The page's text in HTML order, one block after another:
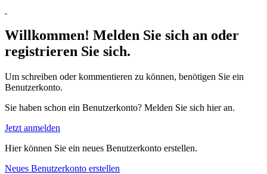
Willkommen! Melden Sie sich an oder
registrieren Sie sich.
Um schreiben oder kommentieren zu können, benötigen Sie ein
Benutzerkonto.
Sie haben schon ein Benutzerkonto? Melden Sie sich hier an.
Jetzt anmelden
Hier können Sie ein neues Benutzerkonto erstellen.
Neues Benutzerkonto erstellen